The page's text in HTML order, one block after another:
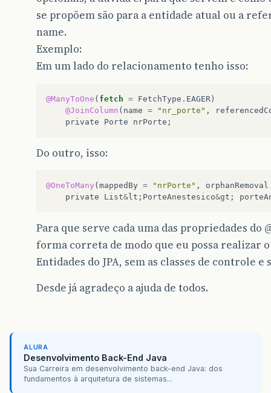
se propõem são para a entidade atual ou a
name.
Exemplo:
Em um lado do relacionamento tenho isso:
@ManyToOne ( fetch = FetchType . EAGER )
@JoinColumn ( name = "nr_porte" ,
private
Porte nrPorte ;
Do outro, isso:
@OneToMany ( mappedBy = "nrPorte" ,
orphanRemoval
private
List& lt ; PorteAnestesico&gt ;
Para que serve cada uma das propriedades do
forma correta de modo que eu possa realizar o
Entidades do JPA, sem as classes de controle
Desde já agradeço a ajuda de todos.
ALURA
Desenvolvimento Back-End Java
Sua Carreira em desenvolvimento back-end Java: dos
fundamentos à arquitetura de sistemas...